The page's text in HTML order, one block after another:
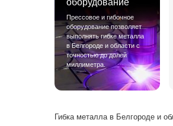
оборудование
Прессовое и гибочное
оборудование позволяет
выполнять гибке металла
в Белгороде и области с
точностью до долей
миллиметра.
Гибка металла в Белгороде и